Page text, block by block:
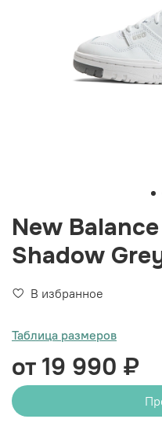
New
Shadow
В избранное
Таблица размеров
от 19 990 ₽